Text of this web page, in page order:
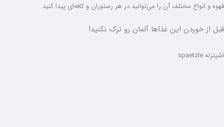
قهوه و انواع مختلف آن را می‌توانید در هر رستوران و کافه‌ای پیدا کنید.
قبل از خوردن این غذاها آلمان رو ترک نکنید!
اشپتزله spaetzle